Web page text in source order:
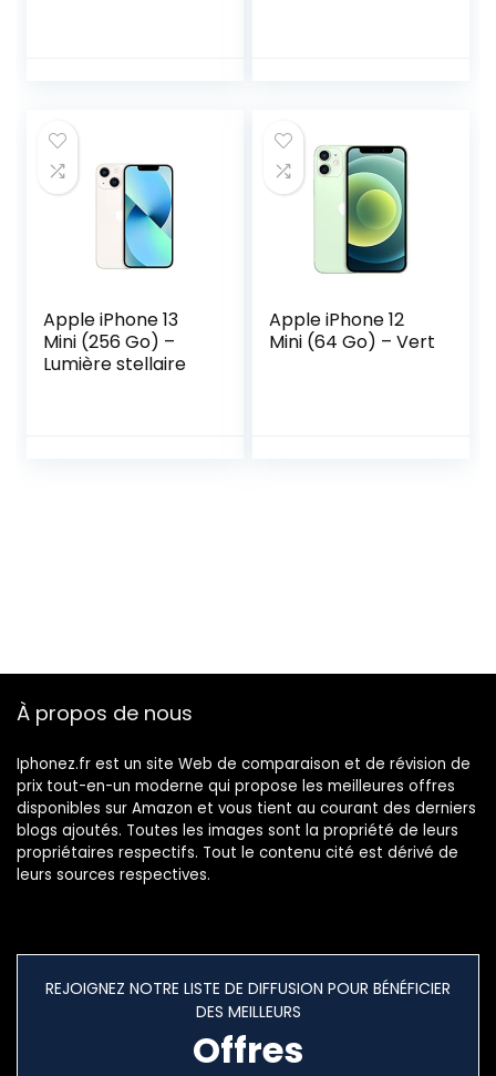
Apple iPhone 13
Mini (256 Go) –
Lumière stellaire
Apple iPhone 12
Mini (64 Go) – Vert
À propos de nous
Iphonez.fr est un site Web de comparaison et de révision de
prix tout-en-un moderne qui propose les meilleures offres
disponibles sur Amazon et vous tient au courant des derniers
blogs ajoutés. Toutes les images sont la propriété de leurs
propriétaires respectifs. Tout le contenu cité est dérivé de
leurs sources respectives.
REJOIGNEZ NOTRE LISTE DE DIFFUSION POUR BÉNÉFICIER
DES MEILLEURS
Offres